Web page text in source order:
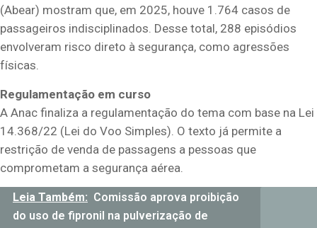
(Abear) mostram que, em 2025, houve 1.764 casos de
passageiros indisciplinados. Desse total, 288 episódios
envolveram risco direto à segurança, como agressões
físicas.
Regulamentação em curso
A Anac finaliza a regulamentação do tema com base na Lei
14.368/22 (Lei do Voo Simples). O texto já permite a
restrição de venda de passagens a pessoas que
comprometam a segurança aérea.
Leia Também: Comissão aprova proibição
do uso de fipronil na pulverização de